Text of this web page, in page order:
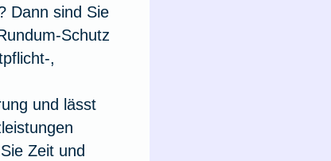
Dann sind Sie
Schutz
,
und lässt
Zeit und